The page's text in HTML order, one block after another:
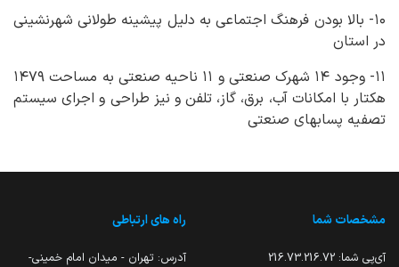
۱۰- بالا بودن فرهنگ اجتماعی به دلیل پیشینه طولانی شهرنشینی
در استان
۱۱- وجود ۱۴ شهرک صنعتی و ۱۱ ناحیه صنعتی به مساحت ۱۴۷۹
هکتار با امکانات آب، برق، گاز، تلفن و نیز طراحی و اجرای سیستم
تصفیه پسابهای صنعتی
مشخصات شما
آی‌پی شما: 216.73.216.72
راه های ارتباطی
آدرس: تهران - میدان امام خمینی-